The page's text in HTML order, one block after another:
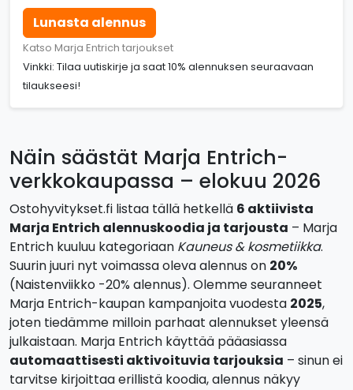
Lunasta alennus
Katso Marja Entrich tarjoukset
Vinkki: Tilaa uutiskirje ja saat 10% alennuksen seuraavaan
tilaukseesi!
Näin säästät Marja Entrich-
verkkokaupassa – elokuu 2026
Ostohyvitykset.fi listaa tällä hetkellä 6 aktiivista
Marja Entrich alennuskoodia ja tarjousta – Marja
Entrich kuuluu kategoriaan Kauneus & kosmetiikka.
Suurin juuri nyt voimassa oleva alennus on 20%
(Naistenviikko -20% alennus). Olemme seuranneet
Marja Entrich-kaupan kampanjoita vuodesta 2025,
joten tiedämme milloin parhaat alennukset yleensä
julkaistaan. Marja Entrich käyttää pääasiassa
automaattisesti aktivoituvia tarjouksia – sinun ei
tarvitse kirjoittaa erillistä koodia, alennus näkyy